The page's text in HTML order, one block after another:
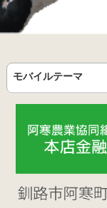
モバイルテーマ